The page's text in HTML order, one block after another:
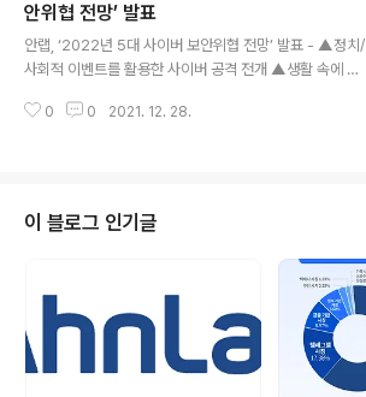
중심 중장기 기반기술 확보, 오픈 이노베이션 확대 - △AI
보안 확대 △클라우드 보안 고도화 △OT보안 진출 △차
세대 보안 모델 확보 △블록체인 신사업 추진 등 주요 도전
ww.ahnlab.com )은 1월 3일 판교 안랩 사옥에..
안위협 전망’ 발표
안랩, ‘2022년 5대 사이버 보안위협 전망’ 발표 - ▲정치/
사회적 이벤트를 활용한 사이버 공격 전개 ▲생활 속에 스
가지원 조직의 공격 ▲랜섬웨어 조직 운영 및 공격 고도화
보안위협 전망’을 발표했다. 안랩이 전망한 내년 주요 보안
위협은 ▲정치/사회적 이벤트를 활용한 사이버 공격 전개
▲생활 속에 스며드는 IoT환경을 노린 해킹 본격화 ▲첨
단 기술 노린 국가지원 조직의 공격 ▲랜섬웨어 조직 운영
및 공격 고도화 ▲새로운 공격 포인트 발굴 확대 등이다.
안랩 시큐..
0 0 2021. 12. 28.
이 블로그 인기글